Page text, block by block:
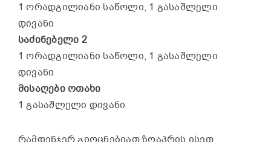
1 ორადგილიანი საწოლი, 1 გასაშლელი
დივანი
საძინებელი 2
1 ორადგილიანი საწოლი, 1 გასაშლელი
დივანი
მისაღები ოთახი
1 გასაშლელი დივანი